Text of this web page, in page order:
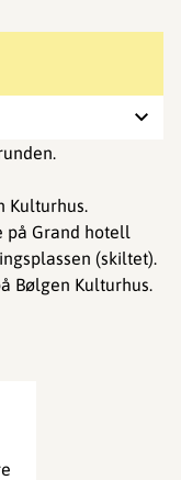
Kulturhus.
på Grand hotell
(skiltet).
Bølgen Kulturhus.